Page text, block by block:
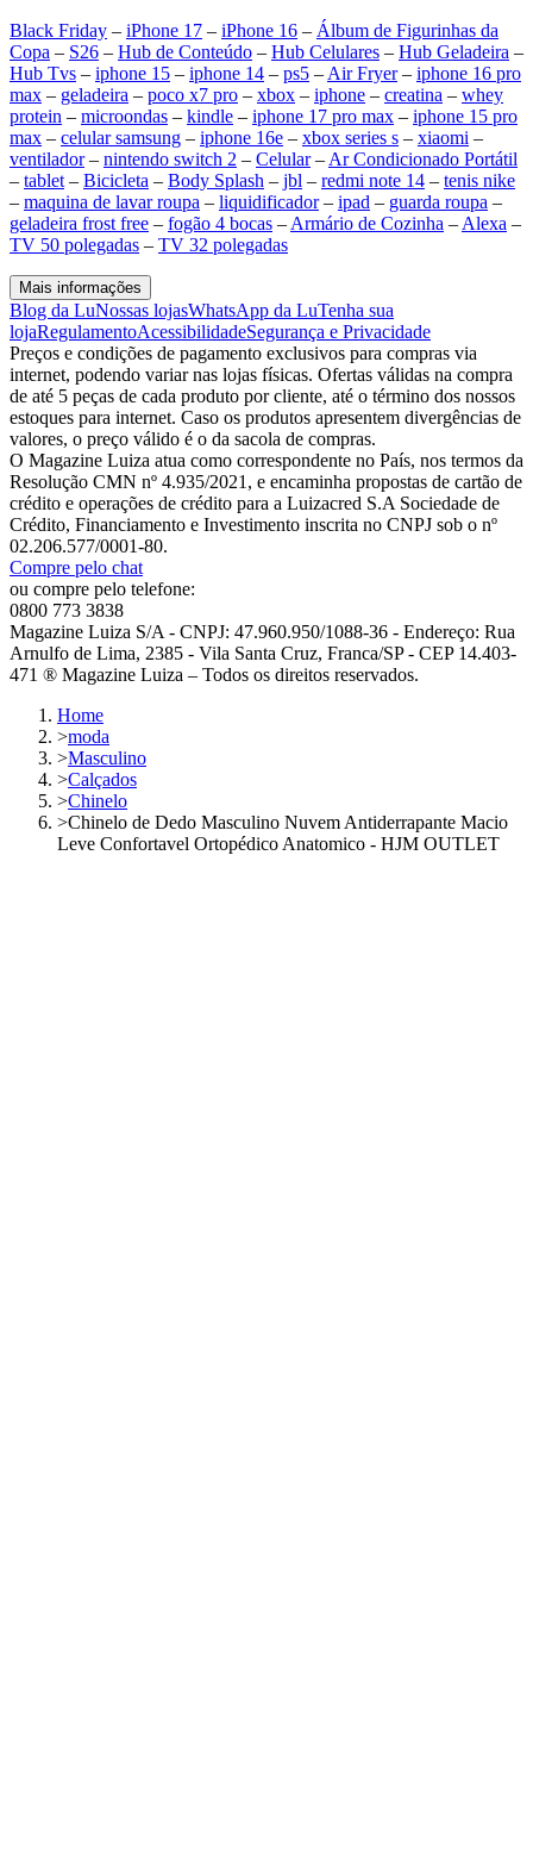
Black Friday – iPhone 17 – iPhone 16 – Álbum de Figurinhas da
Copa – S26 – Hub de Conteúdo – Hub Celulares – Hub Geladeira –
Hub Tvs – iphone 15 – iphone 14 – ps5 –Air Fryer– iphone 16 pro
max – geladeira – poco x7 pro – xbox – iphone – creatina – whey
protein – microondas – kindle – iphone 17 pro max – iphone 15 pro
max – celular samsung – iphone 16e – xbox series s – xiaomi –
ventilador– nintendo switch 2 – Celular–Ar Condicionado Portátil
– tablet– Bicicleta – Body Splash – jbl – redmi note 14 – tenis nike
– maquina de lavar roupa – liquidificador– ipad – guarda roupa –
geladeira frost free – fogão 4 bocas –Armário de Cozinha –Alexa –
TV 50 polegadas – TV 32 polegadas
Mais informações
Blog da LuNossas lojasWhatsApp da LuTenha sua
lojaRegulamentoAcessibilidadeSegurança e Privacidade
Preços e condições de pagamento exclusivos para compras via
internet, podendo variar nas lojas físicas. Ofertas válidas na compra
de até 5 peças de cada produto por cliente, até o término dos nossos
estoques para internet. Caso os produtos apresentem divergências de
valores, o preço válido é o da sacola de compras.
O Magazine Luiza atua como correspondente no País, nos termos da
Resolução CMN nº 4.935/2021, e encaminha propostas de cartão de
crédito e operações de crédito para a Luizacred S.A Sociedade de
Crédito, Financiamento e Investimento inscrita no CNPJ sob o nº
02.206.577/0001-80.
Compre pelo chat
ou compre pelo telefone:
0800 773 3838
Magazine Luiza S/A - CNPJ: 47.960.950/1088-36 - Endereço: Rua
Arnulfo de Lima, 2385 - Vila Santa Cruz, Franca/SP - CEP 14.403-
471 ® Magazine Luiza – Todos os direitos reservados.
Home
>moda
>Masculino
>Calçados
>Chinelo
>Chinelo de Dedo Masculino Nuvem Antiderrapante Macio
Leve Confortavel Ortopédico Anatomico - HJM OUTLET